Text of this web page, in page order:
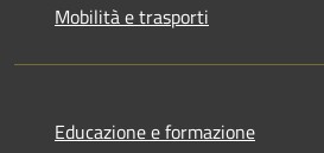
Mobilità e trasporti
Educazione e formazione